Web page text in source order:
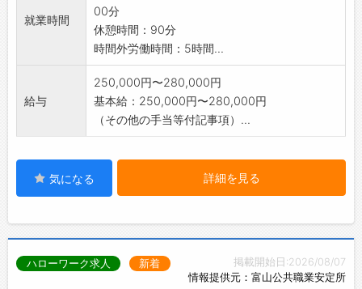
就業時間
00分
休憩時間：90分
時間外労働時間：5時間...
給与
250,000円〜280,000円
基本給：250,000円〜280,000円
（その他の手当等付記事項）...
気になる 詳細を見る
掲載開始日:2026/08/07
情報提供元：富山公共職業安定所
ハローワーク求人 新着